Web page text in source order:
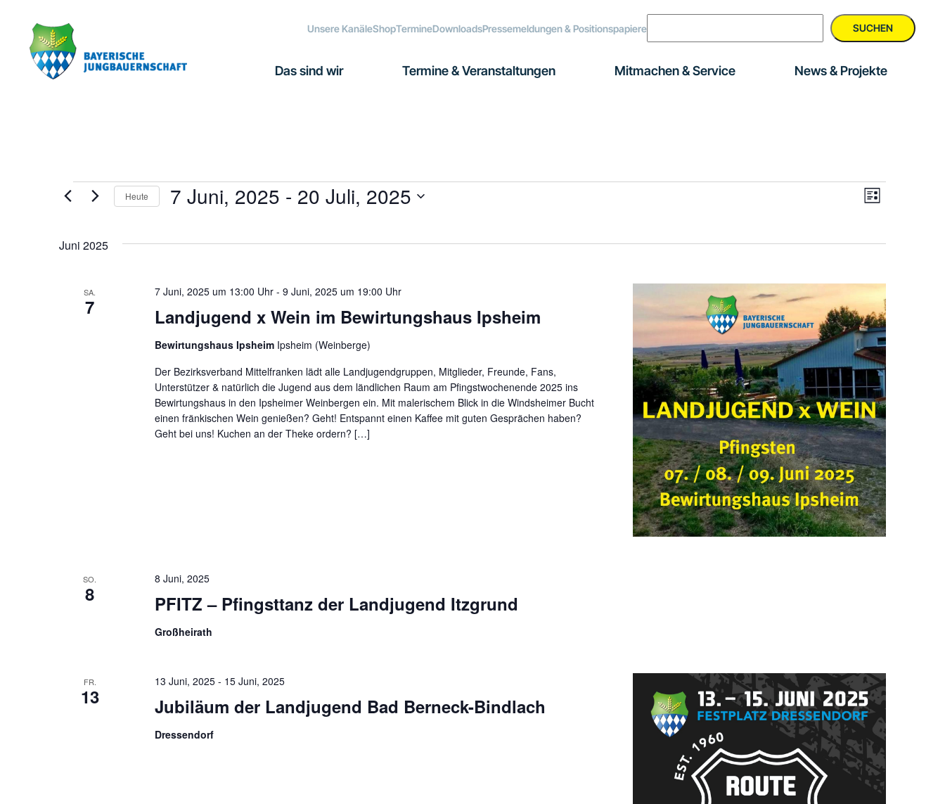
Hauptnavigation
springen
springen
Fußzeile
springen
Unsere KanäleShopTermineDownloadsPressemeldungen & Positionspapiere SUCHEN
Das sind wir Termine & Veranstaltungen Mitmachen & Service News & Projekte
Veranstaltungen Liste
Heute 7 Juni, 2025 - 20 Juli, 2025
Juni 2025
SA.
7 Landjugend x Wein im Bewirtungshaus Ipsheim
7 Juni, 2025 um 13:00 Uhr- 9 Juni, 2025 um 19:00 Uhr
Bewirtungshaus Ipsheim Ipsheim (Weinberge)
Der Bezirksverband Mittelfranken lädt alle Landjugendgruppen, Mitglieder, Freunde, Fans,
Unterstützer & natürlich die Jugend aus dem ländlichen Raum am Pfingstwochenende 2025 ins
Bewirtungshaus in den Ipsheimer Weinbergen ein. Mit malerischem Blick in die Windsheimer Bucht
einen fränkischen Wein genießen? Geht! Entspannt einen Kaffee mit guten Gesprächen haben?
Geht bei uns! Kuchen an der Theke ordern? […]
SO.
8 PFITZ – Pfingsttanz der Landjugend Itzgrund
8 Juni, 2025
Großheirath
FR.
13 Jubiläum der Landjugend Bad Berneck-Bindlach
13 Juni, 2025- 15 Juni, 2025
Dressendorf